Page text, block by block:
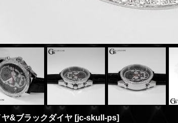
&ブラックダイヤ [jc-skull-ps]